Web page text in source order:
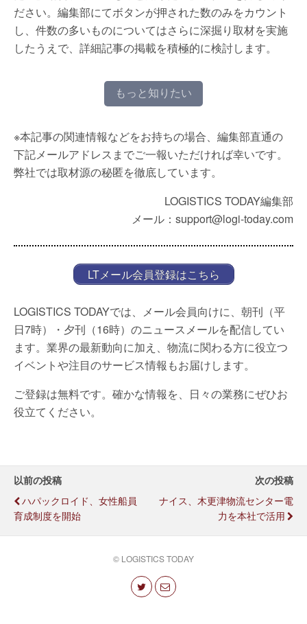
ださい。編集部にてボタンが押された数のみをカウント
し、件数の多いものについてはさらに深掘り取材を実施
したうえで、詳細記事の掲載を積極的に検討します。
もっと知りたい
※本記事の関連情報などをお持ちの場合、編集部直通の
下記メールアドレスまでご一報いただければ幸いです。
弊社では取材源の秘匿を徹底しています。
LOGISTICS TODAY編集部
メール：support@logi-today.com
LTメール会員登録はこちら
LOGISTICS TODAYでは、メール会員向けに、朝刊（平
日7時）・夕刊（16時）のニュースメールを配信してい
ます。業界の最新動向に加え、物流に関わる方に役立つ
イベントや注目のサービス情報もお届けします。
ご登録は無料です。確かな情報を、日々の業務にぜひお
役立てください。
以前の投稿
ハパックロイド、女性船員
育成制度を開始
次の投稿
ナイス、木更津物流センター電
力を本社で活用
© LOGISTICS TODAY